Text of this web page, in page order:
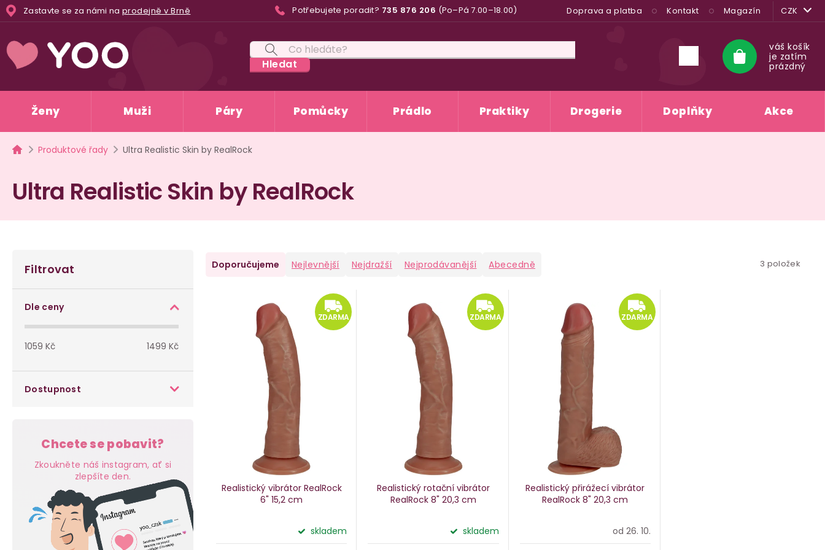
Přejít
na
Zastavte se za námi na prodejně v Brně Potřebujete poradit? 735 876 206 (Po–Pá 7.00–18.00) Doprava a platba Kontakt Magazín CZK
Hledat
Nákupní
košík
váš košík
je zatím
prázdný
Ženy Muži Páry Pomůcky Prádlo Praktiky Drogerie Doplňky Akce
Domů
Produktové řady Ultra Realistic Skin by RealRock
Ultra Realistic Skin by RealRock
o
Filtrovat
Dle ceny
1059 Kč 1499 Kč
Dostupnost
Chcete se pobavit?
Zkoukněte náš instagram, ať si
zlepšíte den.
Ř
Doporučujeme Nejlevnější Nejdražší Nejprodávanější Abecedně 3 položek
ZDARMA
ZDARMA
Realistický vibrátor RealRock
6"15,2 cm
skladem
ZDARMA
ZDARMA
Realistický rotační vibrátor
RealRock 8" 20,3 cm
skladem
ZDARMA
ZDARMA
Realistický přirážecí vibrátor
RealRock 8"20,3 cm
od 26. 10.